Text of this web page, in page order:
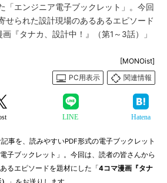
「エンジニア電子ブックレット」。今回
せられた設計現場のあるあるエピソード
『タナカ、設計中！』（第1～3話）」
[MONOist]
PC用表示
関連情報
LINE Hatena
事を、読みやすいPDF形式の電子ブックレット
子ブックレット」。今回は、読者の皆さんから
るエピソードを題材にした「 4コマ漫画『タナ